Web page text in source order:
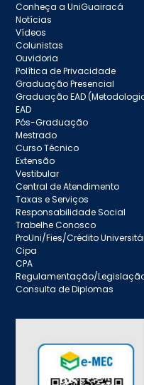
Conheça a UniGuairacá
Notícias
Vídeos
Colunistas
Ouvidoria
Política de Privacidade
Graduação Presencial
Graduação EAD
EAD
Pós-Graduação
Mestrado
Curso Técnico
Extensão
Vestibular
Central de Atendimento
Taxas e Serviços
Responsabilidade Social
Trabelhe Conosco
ProUni/Fies/Crédito
Cipa
CPA
Regulamentação/
Consulta de Diplomas